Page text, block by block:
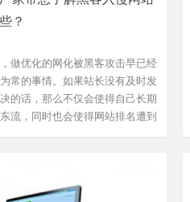
？
做优化的网化被黑客攻击早已经
常的事情。如果站长没有及时发
的话，那么不仅会使得自己长期
流，同时也会使得网站排名遭到
据包进行轰...